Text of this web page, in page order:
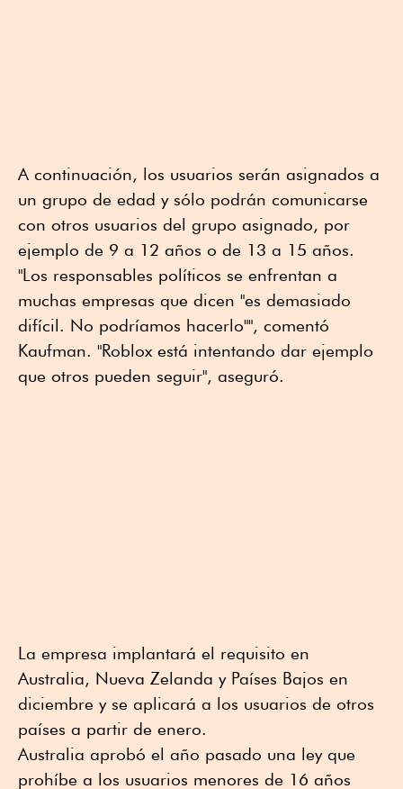
A continuación, los usuarios serán asignados a
un grupo de edad y sólo podrán comunicarse
con otros usuarios del grupo asignado, por
ejemplo de 9 a 12 años o de 13 a 15 años.
"Los responsables políticos se enfrentan a
muchas empresas que dicen "es demasiado
difícil. No podríamos hacerlo"", comentó
Kaufman. "Roblox está intentando dar ejemplo
que otros pueden seguir", aseguró.
La empresa implantará el requisito en
Australia, Nueva Zelanda y Países Bajos en
diciembre y se aplicará a los usuarios de otros
países a partir de enero.
Australia aprobó el año pasado una ley que
prohíbe a los usuarios menores de 16 años